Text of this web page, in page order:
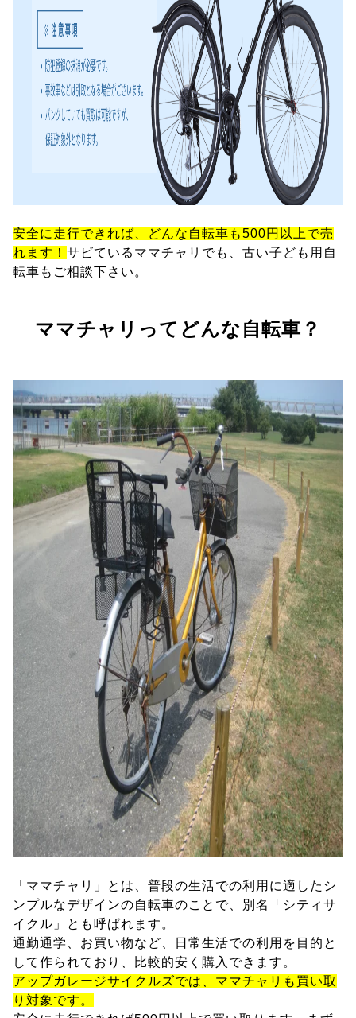
安全に走行できれば、どんな自転車も500円以上で売
れます！ サビているママチャリでも、古い子ども用自
転車もご相談下さい。
ママチャリってどんな自転車？
「ママチャリ」とは、普段の生活での利用に適したシ
ンプルなデザインの自転車のことで、別名「シティサ
イクル」とも呼ばれます。
通勤通学、お買い物など、日常生活での利用を目的と
して作られており、比較的安く購入できます。
アップガレージサイクルズでは、ママチャリも買い取
り対象です。